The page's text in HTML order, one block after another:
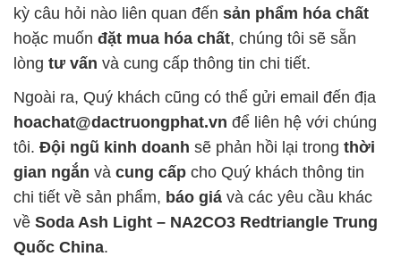
kỳ câu hỏi nào liên quan đến sản phẩm hóa chất
hoặc muốn đặt mua hóa chất, chúng tôi sẽ sẵn
lòng tư vấn và cung cấp thông tin chi tiết.
Ngoài ra, Quý khách cũng có thể gửi email đến địa
hoachat@dactruongphat.vn để liên hệ với chúng
tôi. Đội ngũ kinh doanh sẽ phản hồi lại trong thời
gian ngắn và cung cấp cho Quý khách thông tin
chi tiết về sản phẩm, báo giá và các yêu cầu khác
về Soda Ash Light – NA2CO3 Redtriangle Trung
Quốc China.